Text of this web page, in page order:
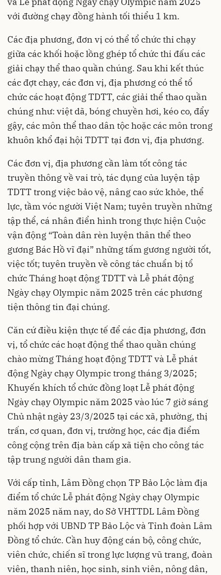
với đường chạy đồng hành tối thiểu 1 km.
Các địa phương, đơn vị có thể tổ chức thi chạy
giữa các khối hoặc lồng ghép tổ chức thi đấu các
giải chạy thể thao quần chúng. Sau khi kết thúc
các đợt chạy, các đơn vị, địa phương có thể tổ
chức các hoạt động TDTT, các giải thể thao quần
chúng như: việt dã, bóng chuyền hơi, kéo co, đẩy
gậy, các môn thể thao dân tộc hoặc các môn trong
khuôn khổ đại hội TDTT tại đơn vị, địa phương.
Các đơn vị, địa phương cần làm tốt công tác
truyền thông về vai trò, tác dụng của luyện tập
TDTT trong việc bảo vệ, nâng cao sức khỏe, thể
lực, tầm vóc người Việt Nam; tuyên truyền những
tập thể, cá nhân điển hình trong thực hiện Cuộc
vận động “Toàn dân rèn luyện thân thể theo
gương Bác Hồ vĩ đại” những tấm gương người tốt,
việc tốt; tuyên truyền về công tác chuẩn bị tổ
chức Tháng hoạt động TDTT và Lễ phát động
Ngày chạy Olympic năm 2025 trên các phương
tiện thông tin đại chúng.
Căn cứ điều kiện thực tế để các địa phương, đơn
vị, tổ chức các hoạt động thể thao quần chúng
chào mừng Tháng hoạt động TDTT và Lễ phát
động Ngày chạy Olympic trong tháng 3/2025;
Khuyến khích tổ chức đồng loạt Lễ phát động
Ngày chạy Olympic năm 2025 vào lúc 7 giờ sáng
Chủ nhật ngày 23/3/2025 tại các xã, phường, thị
trấn, cơ quan, đơn vị, trường học, các địa điểm
công cộng trên địa bàn cấp xã tiện cho công tác
tập trung người dân tham gia.
Với cấp tỉnh, Lâm Đồng chọn TP Bảo Lộc làm địa
điểm tổ chức Lễ phát động Ngày chạy Olympic
năm 2025 năm nay, do Sở VHTTDL Lâm Đồng
phối hợp với UBND TP Bảo Lộc và Tỉnh đoàn Lâm
Đồng tổ chức. Cần huy động cán bộ, công chức,
viên chức, chiến sĩ trong lực lượng vũ trang, đoàn
viên, thanh niên, học sinh, sinh viên, nông dân,